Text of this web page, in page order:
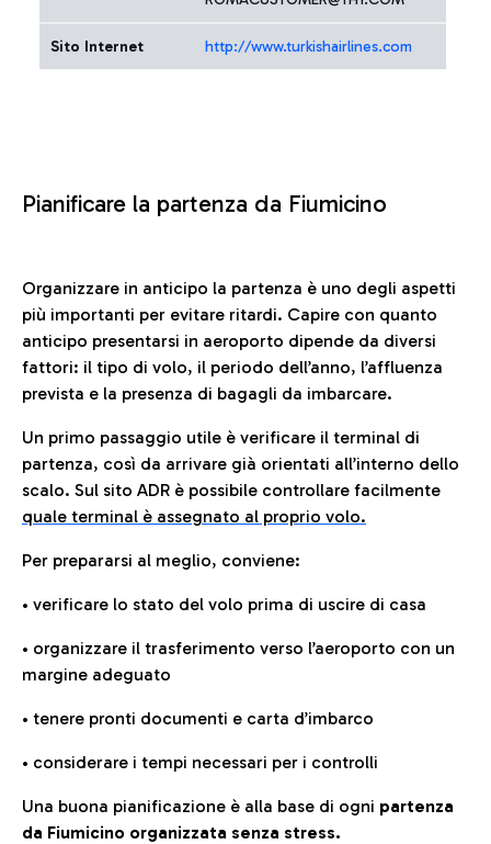
Sito Internet http://www.turkishairlines.com
Pianificare la partenza da Fiumicino
Organizzare in anticipo la partenza è uno degli aspetti
più importanti per evitare ritardi. Capire con quanto
anticipo presentarsi in aeroporto dipende da diversi
fattori: il tipo di volo, il periodo dell’anno, l’affluenza
prevista e la presenza di bagagli da imbarcare.
Un primo passaggio utile è verificare il terminal di
partenza, così da arrivare già orientati all’interno dello
scalo. Sul sito ADR è possibile controllare facilmente
quale terminal è assegnato al proprio volo.
Per prepararsi al meglio, conviene:
• verificare lo stato del volo prima di uscire di casa
• organizzare il trasferimento verso l’aeroporto con un
margine adeguato
• tenere pronti documenti e carta d’imbarco
• considerare i tempi necessari per i controlli
Una buona pianificazione è alla base di ogni partenza
da Fiumicino organizzata senza stress.